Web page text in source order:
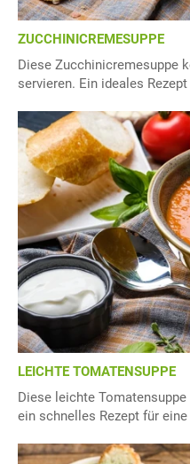
ZUCCHINICREMESUPPE
Diese Zucchinicremesuppe
servieren. Ein ideales
LEICHTE TOMATENSUPPE
Diese leichte
ein schnelles Rezept für